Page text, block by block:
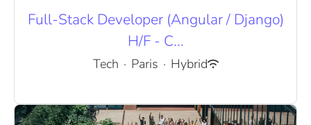
Full-Stack Developer (Angular / Django)
H/F - C...
Tech · Paris · Hybrid